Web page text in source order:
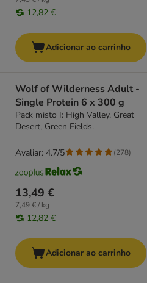
12,82 €
Adicionar ao carrinho
Wolf of Wilderness Adult -
Single Protein 6 x 300 g
Pack misto I: High Valley, Great
Desert, Green Fields.
13,49 €
7,49 € / kg
12,82 €
Avaliar: 4.7/5 (278)
Adicionar ao carrinho